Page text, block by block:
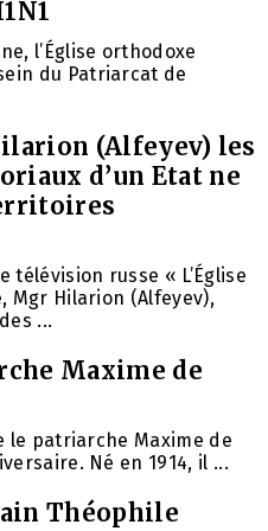
l’Église orthodoxe
du Patriarcat de
(Alfeyev) les
d’un Etat ne
télévision russe « L’Église
Mgr Hilarion (Alfeyev),
...
Maxime de
le patriarche Maxime de
Né en 1914, il ...
Théophile